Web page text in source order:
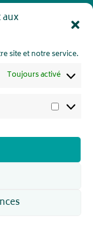
site et notre service.
Toujours activé